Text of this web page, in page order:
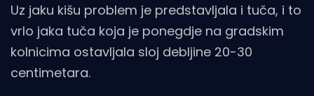
Uz jaku kišu problem je predstavljala i tuča, i to
vrlo jaka tuča koja je ponegdje na gradskim
kolnicima ostavljala sloj debljine 20-30
centimetara.